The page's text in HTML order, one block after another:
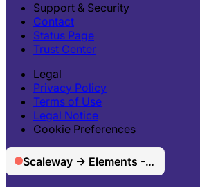
Support & Security
Contact
Status Page
Trust Center
Legal
Privacy Policy
Terms of Use
Legal Notice
Cookie Preferences